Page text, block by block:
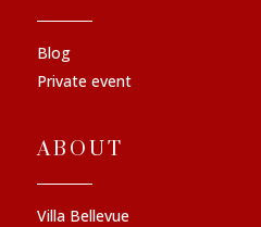
Blog
Private event
ABOUT
Villa Bellevue